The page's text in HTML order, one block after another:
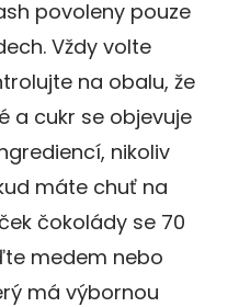
povoleny pouze
Vždy volte
na obalu, že
a cukr se objevuje
nikoliv
máte chuť na
čokolády se 70
medem nebo
má výbornou